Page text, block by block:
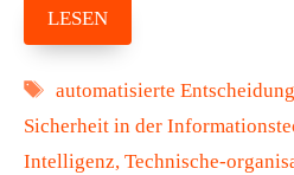
LESEN
Schlagwörter
automatisierte Entscheidung
Sicherheit in der
Intelligenz, Technische-